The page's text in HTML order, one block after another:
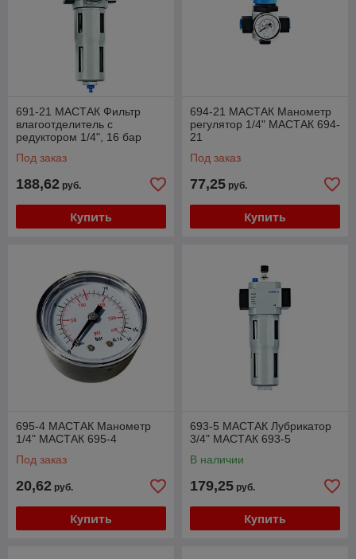
691-21 МАСТАК Фильтр
влагоотделитель с
редуктором 1/4", 16 бар
Под заказ
188,62 руб.
Купить
694-21 МАСТАК Манометр
регулятор 1/4" МАСТАК 694-
21
Под заказ
77,25 руб.
Купить
695-4 МАСТАК Манометр
1/4" МАСТАК 695-4
Под заказ
20,62 руб.
Купить
693-5 МАСТАК Лубрикатор
3/4" МАСТАК 693-5
В наличии
179,25 руб.
Купить